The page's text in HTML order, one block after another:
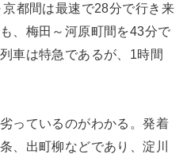
都間は最速で28分で行き来
、梅田～河原町間を43分で
車は特急であるが、1時間
っているのがわかる。発着
、出町柳などであり、淀川